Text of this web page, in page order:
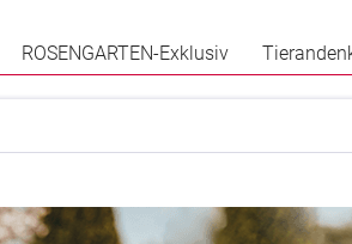
ROSENGARTEN-Exklusiv